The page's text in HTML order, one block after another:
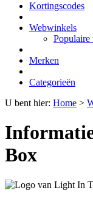
Kortingscodes
Webwinkels
Merken
Categorieën
U bent hier: Home >
Box